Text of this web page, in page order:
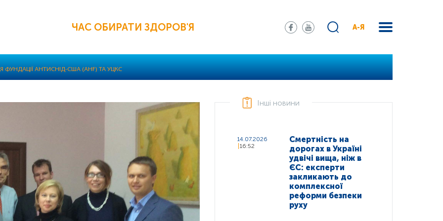
ЧАС ОБИРАТИ ЗДОРОВ'Я А-Я
ФУНДАЦІЇ АНТИСНІД-США (AHF) ТА УЦКС
Інші новини
14.07.2026
16:52
Смертність на
дорогах в Україні
удвічі вища, ніж в
ЄС: експерти
закликають до
комплексної
реформи безпеки
руху